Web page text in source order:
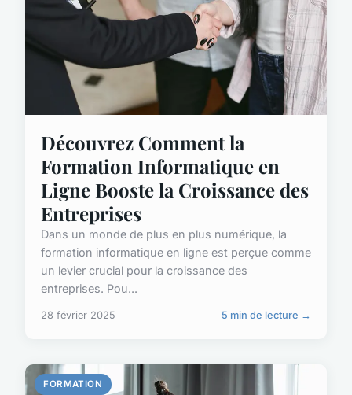
Découvrez Comment la
Formation Informatique en
Ligne Booste la Croissance des
Entreprises
Dans un monde de plus en plus numérique, la
formation informatique en ligne est perçue comme
un levier crucial pour la croissance des
entreprises. Pou...
28 février 2025 5 min de lecture →
FORMATION